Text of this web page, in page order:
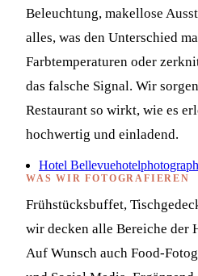
Hotel Bellevue
Beleuchtung, makellose
alles, was den Unterschied
Farbtemperaturen oder
das falsche Signal. Wir
Restaurant so wirkt, wie es
hochwertig und einladend.
WAS WIR FOTOGRAFIEREN
Frühstücksbuffet,
wir decken alle Bereiche der
Auf Wunsch auch Food-